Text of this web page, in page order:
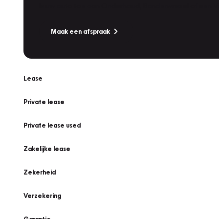
Maak een afspraak
Lease
Private lease
Private lease used
Zakelijke lease
Zekerheid
Verzekering